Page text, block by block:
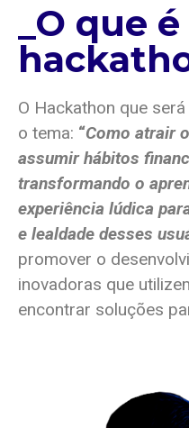
_O que é
O Hackathon que
o tema: “Como atrair
assumir hábitos
transformando o
experiência lúdica
e lealdade desses
promover o
inovadoras que
encontrar soluções